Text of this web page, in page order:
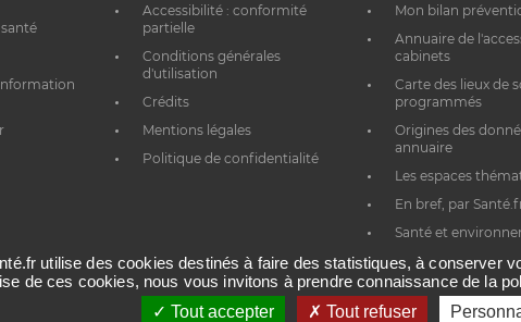
Accessibilité : conformité
partielle
Conditions générales
d'utilisation
Crédits
Mentions légales
Politique de confidentialité
Mon bilan
Annuaire de
cabinets
Carte des lieux de
programmés
Origines des
annuaire
Les espaces
En bref, par
Santé et
utilise des cookies destinés à faire des statistiques, à conserver
de ces cookies, nous vous invitons à prendre connaissance de la
Tout accepter
Tout refuser